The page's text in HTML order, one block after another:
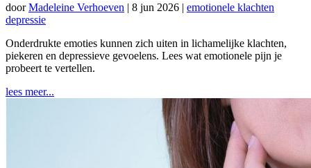
doorMadeleine Verhoeven | 8 jun 2026 | emotionele klachten
depressie
Onderdrukte emoties kunnen zich uiten in lichamelijke klachten,
piekeren en depressieve gevoelens. Lees wat emotionele pijn je
probeert te vertellen.
lees meer...